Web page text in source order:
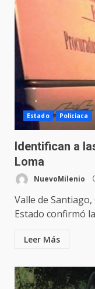
Estado Policiaca
Identifican a
Loma
NuevoMilenio
Valle de Santiago,
Estado confirmó
Leer Más